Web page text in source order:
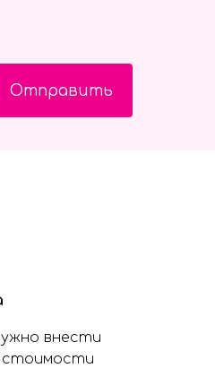
Отправить
внести
стоимости